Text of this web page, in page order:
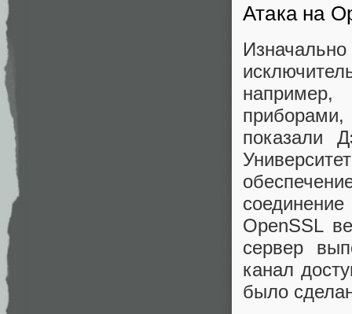
Атака на
показали
OpenSSL
сервер
канал
было